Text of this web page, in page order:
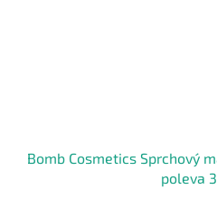
Bomb Cosmetics Sprchový
poleva